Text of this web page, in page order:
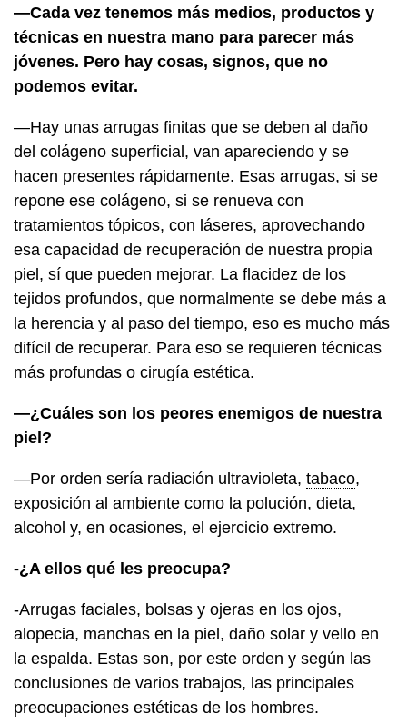
—Cada vez tenemos más medios, productos y
técnicas en nuestra mano para parecer más
jóvenes. Pero hay cosas, signos, que no
podemos evitar.
—Hay unas arrugas finitas que se deben al daño
del colágeno superficial, van apareciendo y se
hacen presentes rápidamente. Esas arrugas, si se
repone ese colágeno, si se renueva con
tratamientos tópicos, con láseres, aprovechando
esa capacidad de recuperación de nuestra propia
piel, sí que pueden mejorar. La flacidez de los
tejidos profundos, que normalmente se debe más a
la herencia y al paso del tiempo, eso es mucho más
difícil de recuperar. Para eso se requieren técnicas
más profundas o cirugía estética.
—¿Cuáles son los peores enemigos de nuestra
piel?
—Por orden sería radiación ultravioleta, tabaco,
exposición al ambiente como la polución, dieta,
alcohol y, en ocasiones, el ejercicio extremo.
-¿A ellos qué les preocupa?
-Arrugas faciales, bolsas y ojeras en los ojos,
alopecia, manchas en la piel, daño solar y vello en
la espalda. Estas son, por este orden y según las
conclusiones de varios trabajos, las principales
preocupaciones estéticas de los hombres.